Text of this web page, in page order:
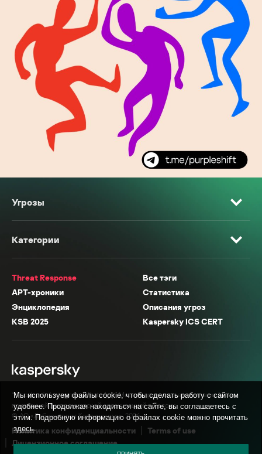
Угрозы
Категории
Threat Response
Все тэги
APT-хроники
Статистика
Энциклопедия
Описания угроз
KSB 2025
Kaspersky ICS CERT
* Facebook, Instagram, WhatsApp, Meta AI принадлежат компании Meta,
признанной экстремистской организацией в России.
© АО «Лаборатория Касперского», 2026.
Политика конфиденциальности
Terms of use
Лицензионное соглашение
Мы используем файлы cookie, чтобы сделать работу с сайтом
удобнее. Продолжая находиться на сайте, вы соглашаетесь с
этим. Подробную информацию о файлах cookie можно прочитать
здесь.